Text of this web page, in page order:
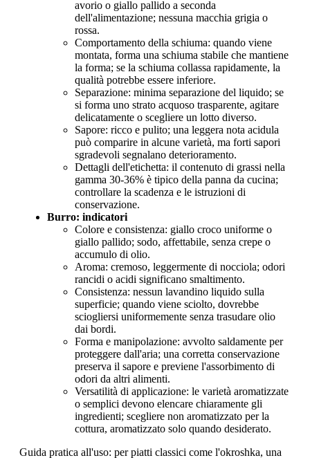
avorio o giallo pallido a seconda
dell'alimentazione; nessuna macchia grigia o
rossa.
Comportamento della schiuma: quando viene
montata, forma una schiuma stabile che mantiene
la forma; se la schiuma collassa rapidamente, la
qualità potrebbe essere inferiore.
Separazione: minima separazione del liquido; se
si forma uno strato acquoso trasparente, agitare
delicatamente o scegliere un lotto diverso.
Sapore: ricco e pulito; una leggera nota acidula
può comparire in alcune varietà, ma forti sapori
sgradevoli segnalano deterioramento.
Dettagli dell'etichetta: il contenuto di grassi nella
gamma 30-36% è tipico della panna da cucina;
controllare la scadenza e le istruzioni di
conservazione.
Burro: indicatori
Colore e consistenza: giallo croco uniforme o
giallo pallido; sodo, affettabile, senza crepe o
accumulo di olio.
Aroma: cremoso, leggermente di nocciola; odori
rancidi o acidi significano smaltimento.
Consistenza: nessun lavandino liquido sulla
superficie; quando viene sciolto, dovrebbe
sciogliersi uniformemente senza trasudare olio
dai bordi.
Forma e manipolazione: avvolto saldamente per
proteggere dall'aria; una corretta conservazione
preserva il sapore e previene l'assorbimento di
odori da altri alimenti.
Versatilità di applicazione: le varietà aromatizzate
o semplici devono elencare chiaramente gli
ingredienti; scegliere non aromatizzato per la
cottura, aromatizzato solo quando desiderato.
Guida pratica all'uso: per piatti classici come l'okroshka, una